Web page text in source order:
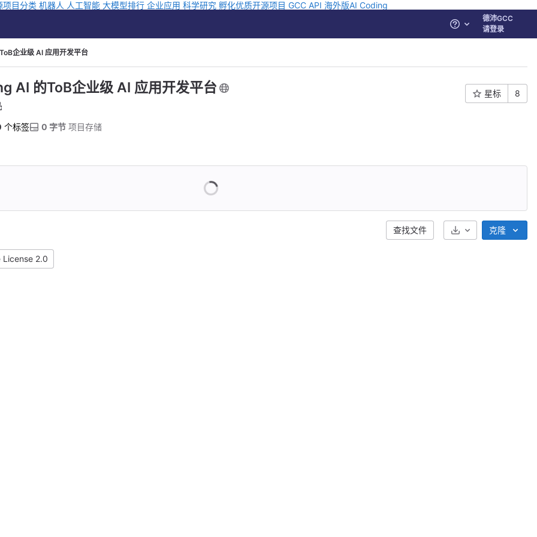
项目分类 机器人 人工智能 大模型排行 企业应用 科学研究 孵化优质开源项目 GCC API 海外版AI Coding
帮助
德沛GCC
请登录
企业级 AI 应用开发平台
AI 的ToB企业级 AI 应用开发平台 星标 8
个标签 0 字节 项目存储
查找文件 选择下载格式
克隆
License 2.0